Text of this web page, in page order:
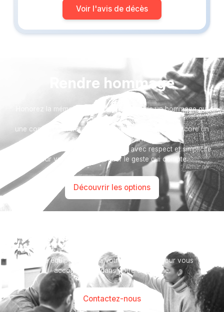
Voir l'avis de décès
Rendre hommage
Honorez la mémoire de votre proche avec un hommage qui
vous ressemble :
une composition florale, une plaque, un arbre, ou encore un
message accompagné d'une photo.
Toutes nos options sont présentées avec respect et simplicité
pour vous aider à marquer le geste qui compte.
Découvrir les options
Notre équipe se tient à votre disposition pour vous
accompagner dans votre démarche.
Contactez-nous